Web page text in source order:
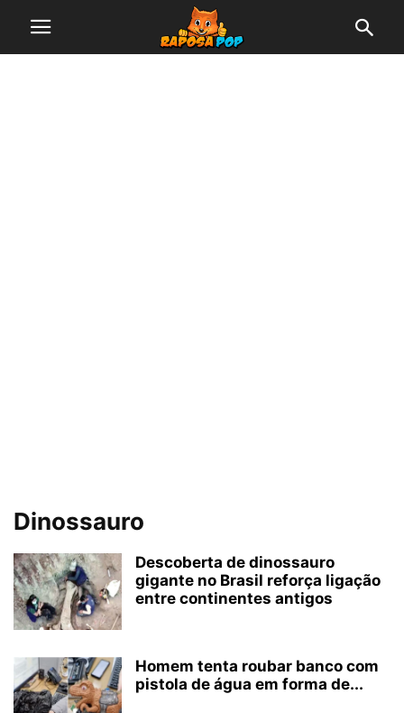
Dinossauro
Descoberta de dinossauro
gigante no Brasil reforça ligação
entre continentes antigos
Homem tenta roubar banco com
pistola de água em forma de...